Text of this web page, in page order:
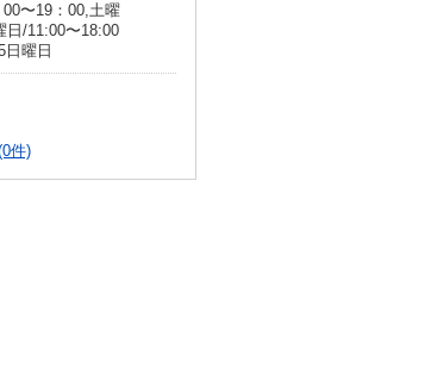
〜19：00,土曜
日/11:00〜18:00
曜日
件)